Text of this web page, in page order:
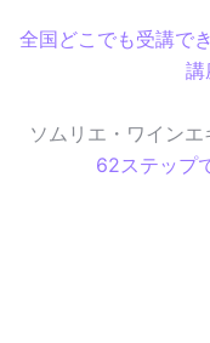
全国どこでも受講で
ソムリエ・ワイン
62ステップ